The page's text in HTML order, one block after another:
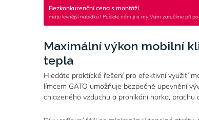
Bezkonkurenční cena s montáží
máte levnější nabídku? Pošlete nám ji a my Vám zaručíme při
Maximální výkon mobilní
tepla
Hledáte praktické řešení pro efektivní využití
límcem GATO umožňuje bezpečné upevnění
chlazeného vzduchu a pronikání horka, prachu